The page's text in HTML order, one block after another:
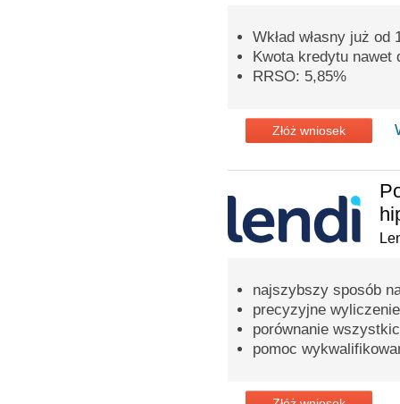
Wkład własny już od
Kwota kredytu nawet
RRSO: 5,85%
Złóż wniosek
najszybszy sposób
precyzyjne
porównanie
pomoc